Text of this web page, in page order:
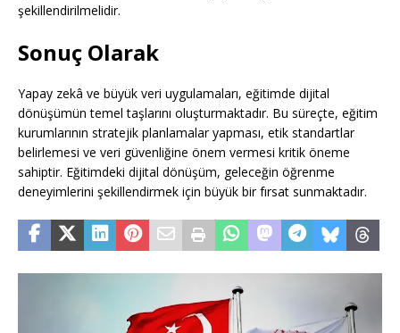
şekillendirilmelidir.
Sonuç Olarak
Yapay zekâ ve büyük veri uygulamaları, eğitimde dijital
dönüşümün temel taşlarını oluşturmaktadır. Bu süreçte, eğitim
kurumlarının stratejik planlamalar yapması, etik standartlar
belirlemesi ve veri güvenliğine önem vermesi kritik öneme
sahiptir. Eğitimdeki dijital dönüşüm, geleceğin öğrenme
deneyimlerini şekillendirmek için büyük bir fırsat sunmaktadır.